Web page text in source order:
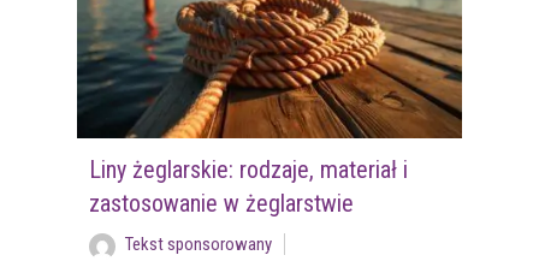
Liny żeglarskie: rodzaje, materiał i
zastosowanie w żeglarstwie
Tekst sponsorowany